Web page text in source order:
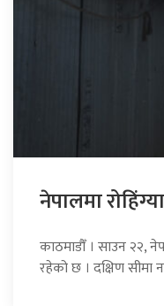
नेपालमा
काठमाडौँ । साउन २२,
रहेको छ । दक्षिण सीमा